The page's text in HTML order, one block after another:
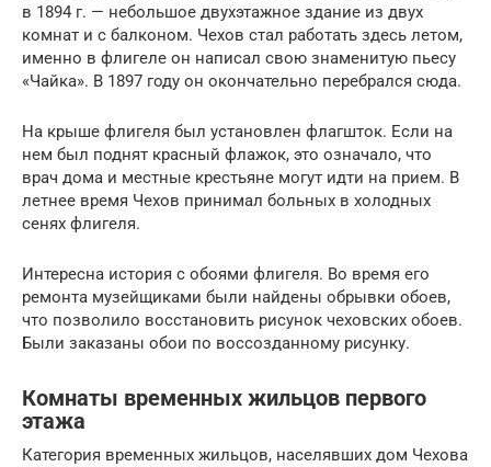
в 1894 г. — небольшое двухэтажное здание из двух
комнат и с балконом. Чехов стал работать здесь летом,
именно в флигеле он написал свою знаменитую пьесу
«Чайка». В 1897 году он окончательно перебрался сюда.
На крыше флигеля был установлен флагшток. Если на
нем был поднят красный флажок, это означало, что
врач дома и местные крестьяне могут идти на прием. В
летнее время Чехов принимал больных в холодных
сенях флигеля.
Интересна история с обоями флигеля. Во время его
ремонта музейщиками были найдены обрывки обоев,
что позволило восстановить рисунок чеховских обоев.
Были заказаны обои по воссозданному рисунку.
Комнаты временных жильцов первого
этажа
Категория временных жильцов, населявших дом Чехова